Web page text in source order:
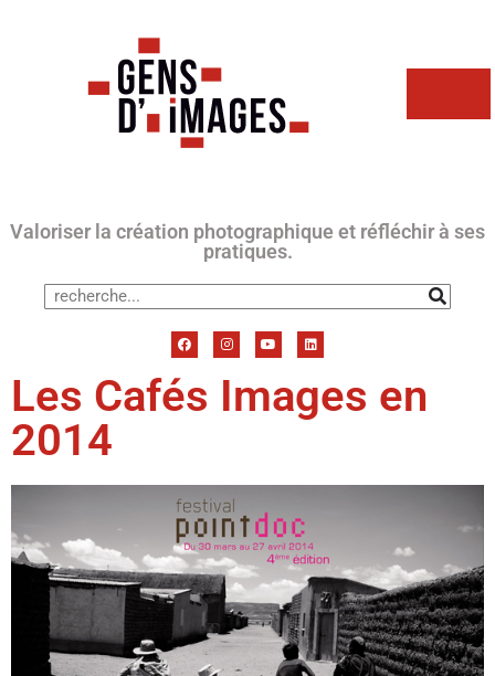
Valoriser la création photographique et réfléchir à ses
pratiques.
Les Cafés Images en
2014